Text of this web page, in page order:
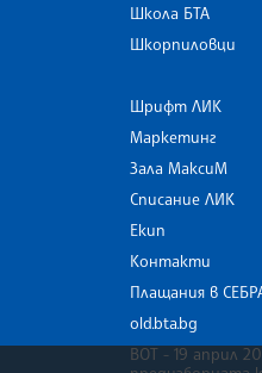
Школа БТА
Шкорпиловци
Шрифт ЛИК
Маркетинг
Зала МаксиМ
Списание ЛИК
Екип
Контакти
Плащания в
old.bta.bg
ВОТ - 19 април